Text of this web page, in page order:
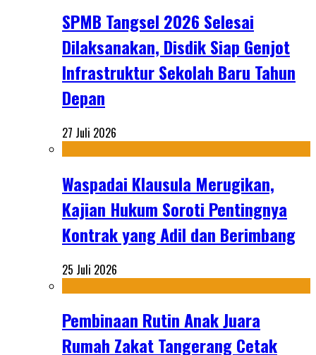
SPMB Tangsel 2026 Selesai
Dilaksanakan, Disdik Siap Genjot
Infrastruktur Sekolah Baru Tahun
Depan
27 Juli 2026
Waspadai Klausula Merugikan,
Kajian Hukum Soroti Pentingnya
Kontrak yang Adil dan Berimbang
25 Juli 2026
Pembinaan Rutin Anak Juara
Rumah Zakat Tangerang Cetak